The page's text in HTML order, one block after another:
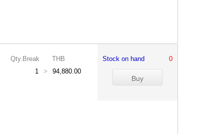
Qty.Break
THB
1
> 94,880.00
Stock on hand 0